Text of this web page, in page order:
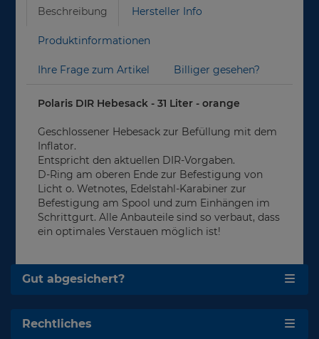
Beschreibung Hersteller Info
Produktinformationen
Ihre Frage zum Artikel Billiger gesehen?
Polaris DIR Hebesack - 31 Liter - orange
Geschlossener Hebesack zur Befüllung mit dem
Inflator.
Entspricht den aktuellen DIR-Vorgaben.
D-Ring am oberen Ende zur Befestigung von
Licht o. Wetnotes, Edelstahl-Karabiner zur
Befestigung am Spool und zum Einhängen im
Schrittgurt. Alle Anbauteile sind so verbaut, dass
ein optimales Verstauen möglich ist!
Gut abgesichert?
Rechtliches